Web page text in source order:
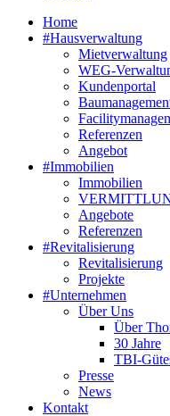
Home
#Hausverwaltung
Mietverwaltung
WEG-
Kundenportal
Referenzen
Angebot
#Immobilien
Immobilien
Angebote
Referenzen
#Revitalisierung
Revitalisierung
Projekte
#Unternehmen
Über Uns
Über
30 Jahre
TBI-
Presse
News
Kontakt